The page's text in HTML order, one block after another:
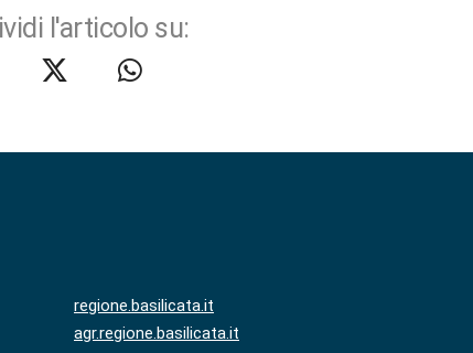
l'articolo su:
regione.basilicata.it
agr.regione.basilicata.it